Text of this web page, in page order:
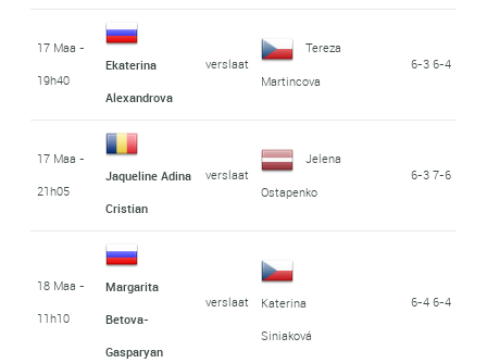
17 Maa -
19h40
Ekaterina
Alexandrova
verslaat
Tereza
Martincova
6-3 6-4
17 Maa -
21h05
Jaqueline Adina
Cristian
verslaat
Jelena
Ostapenko
6-3 7-6
18 Maa -
11h10
Margarita
Betova-
Gasparyan
verslaat
Katerina
Siniaková
6-4 6-4